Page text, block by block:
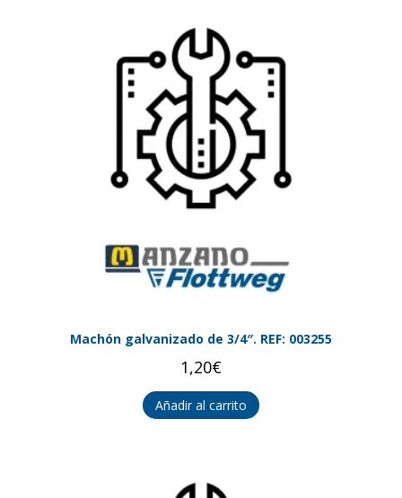
Machón galvanizado de 3/4″. REF: 003255
1,20€
Añadir al carrito